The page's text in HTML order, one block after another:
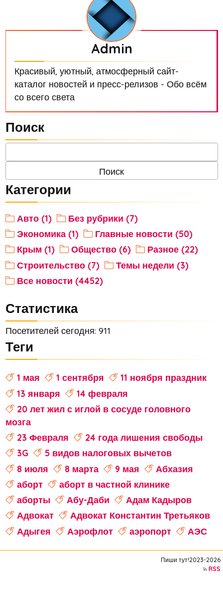
Admin
Красивый, уютный, атмосферный сайт-
каталог новостей и пресс-релизов - Обо всём
со всего света
Поиск
Категории
Авто (1)
Без рубрики (7)
Экономика (1)
Главные новости (50)
Крым (1)
Общество (6)
Разное (22)
Строительство (7)
Темы недели (3)
Все новости (4452)
Статистика
Посетителей сегодня: 911
Теги
1 мая 1 сентября
11 ноября праздник
13 января
14 февраля
20 лет жил с иглой в сосуде головного
мозга
23 Февраля
24 года лишения свободы
3G
5 видов налоговых вычетов
8 июля
8 марта 9 мая
Абхазия
аборт
аборт в частной клинике
аборты
Абу-Даби
Адам Кадыров
Адвокат
Адвокат Константин Третьяков
Адыгея
Аэрофлот аэропорт
АЭС
Пиши тут!2023-2026
RSS